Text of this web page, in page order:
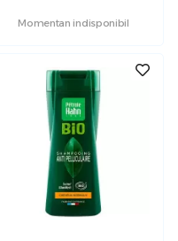
Momentan indisponibil